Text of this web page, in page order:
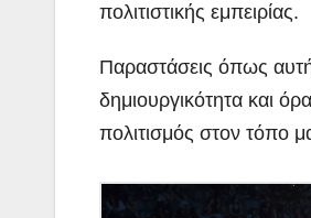
πολιτιστικής εμπειρίας.
Παραστάσεις όπως αυτή
δημιουργικότητα και
πολιτισμός στον τόπο